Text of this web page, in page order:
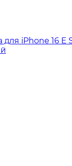
для iPhone 16 E